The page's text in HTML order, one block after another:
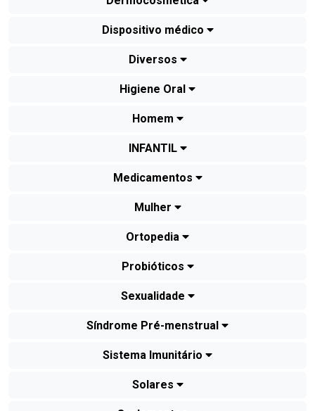
Dispositivo médico
Diversos
Higiene Oral
Homem
INFANTIL
Medicamentos
Mulher
Ortopedia
Probióticos
Sexualidade
Síndrome Pré-menstrual
Sistema Imunitário
Solares